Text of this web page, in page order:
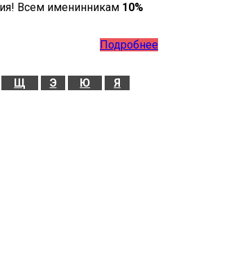
Всем именинникам 10%
Подробнее
Щ Э Ю Я